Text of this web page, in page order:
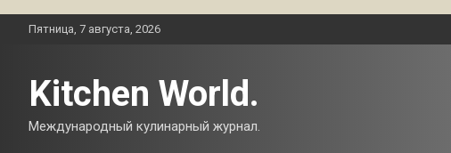
ПерейтиПятница, 7 августа, 2026
Kitchen World.
Международный кулинарный журнал.